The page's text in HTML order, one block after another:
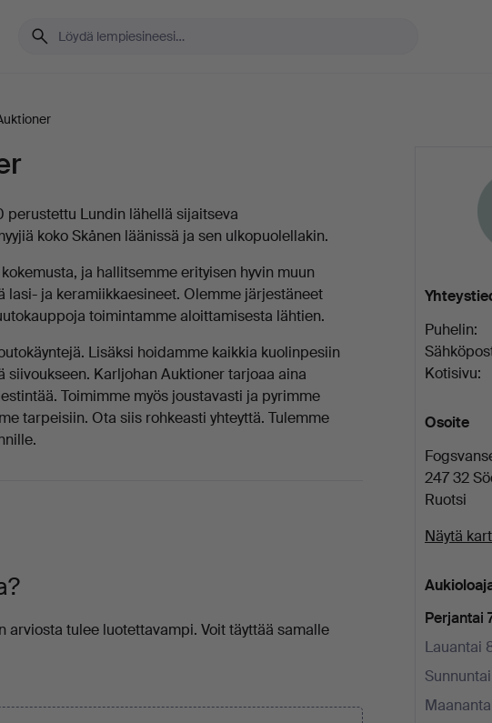
Puhelin:
Kotisivu:
Osoite
247 32
Ruotsi
Näytä
Perjantai
Lauantai
perustettu Lundin lähellä sijaitseva
koko Skånen läänissä ja sen ulkopuolellakin.
ja hallitsemme erityisen hyvin muun
lasi- ja keramiikkaesineet. Olemme järjestäneet
toimintamme aloittamisesta lähtien.
Lisäksi hoidamme kaikkia kuolinpesiin
Karljohan Auktioner tarjoaa aina
Toimimme myös joustavasti ja pyrimme
tarpeisiin. Ota siis rohkeasti yhteyttä. Tulemme
arviosta tulee luotettavampi. Voit täyttää samalle